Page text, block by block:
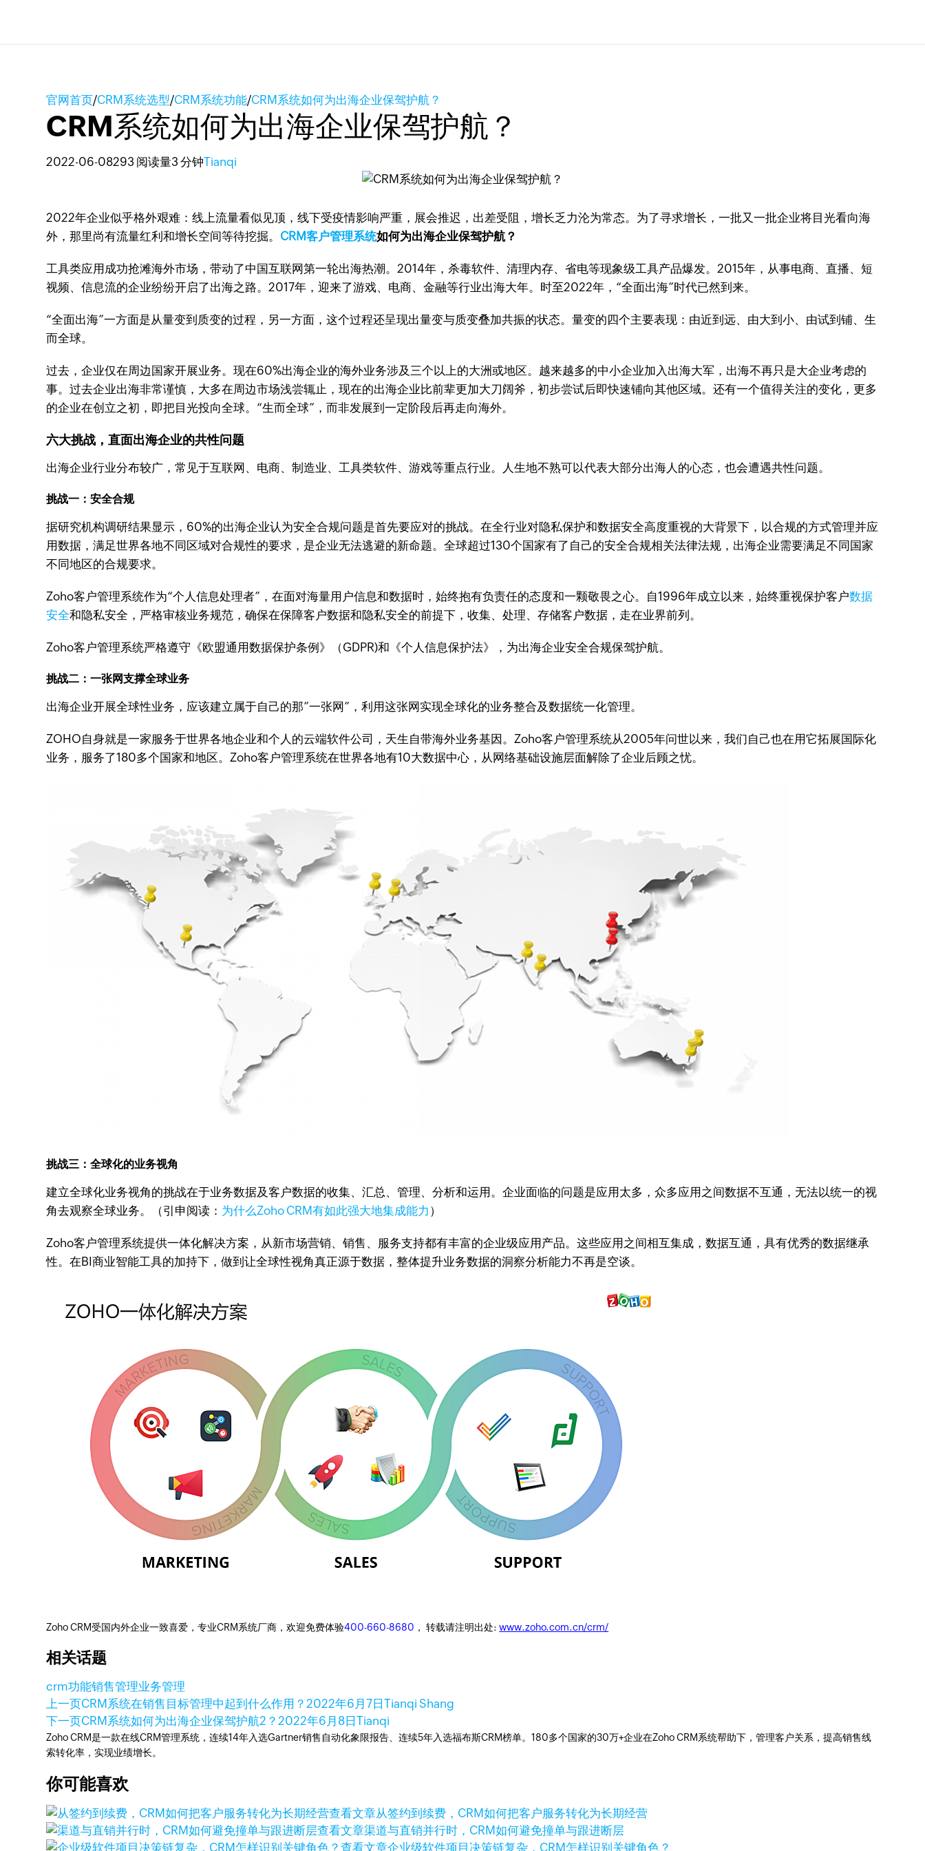
官网首页/CRM系统选型/CRM系统功能/CRM系统如何为出海企业保驾护航？
CRM系统如何为出海企业保驾护航？
2022-06-08293 阅读量3 分钟Tianqi
2022年企业似乎格外艰难：线上流量看似见顶，线下受疫情影响严重，展会推迟，出差受阻，增长乏力沦为常态。为了寻求增长，一批又一批企业将目光看向海
外，那里尚有流量红利和增长空间等待挖掘。 CRM客户管理系统如何为出海企业保驾护航？
工具类应用成功抢滩海外市场，带动了中国互联网第一轮出海热潮。2014年，杀毒软件、清理内存、省电等现象级工具产品爆发。2015年，从事电商、直播、短
视频、信息流的企业纷纷开启了出海之路。2017年，迎来了游戏、电商、金融等行业出海大年。时至2022年，“全面出海”时代已然到来。
“全面出海”一方面是从量变到质变的过程，另一方面，这个过程还呈现出量变与质变叠加共振的状态。量变的四个主要表现：由近到远、由大到小、由试到铺、生
而全球。
过去，企业仅在周边国家开展业务。现在60%出海企业的海外业务涉及三个以上的大洲或地区。越来越多的中小企业加入出海大军，出海不再只是大企业考虑的
事。过去企业出海非常谨慎，大多在周边市场浅尝辄止，现在的出海企业比前辈更加大刀阔斧，初步尝试后即快速铺向其他区域。还有一个值得关注的变化，更多
的企业在创立之初，即把目光投向全球。“生而全球”，而非发展到一定阶段后再走向海外。
六大挑战，直面出海企业的共性问题
出海企业行业分布较广，常见于互联网、电商、制造业、工具类软件、游戏等重点行业。人生地不熟可以代表大部分出海人的心态，也会遭遇共性问题。
挑战一：安全合规
据研究机构调研结果显示，60%的出海企业认为安全合规问题是首先要应对的挑战。在全行业对隐私保护和数据安全高度重视的大背景下，以合规的方式管理并应
用数据，满足世界各地不同区域对合规性的要求，是企业无法逃避的新命题。全球超过130个国家有了自己的安全合规相关法律法规，出海企业需要满足不同国家
不同地区的合规要求。
Zoho客户管理系统作为“个人信息处理者”，在面对海量用户信息和数据时，始终抱有负责任的态度和一颗敬畏之心。自1996年成立以来，始终重视保护客户数据
安全和隐私安全，严格审核业务规范，确保在保障客户数据和隐私安全的前提下，收集、处理、存储客户数据，走在业界前列。
Zoho客户管理系统严格遵守《欧盟通用数据保护条例》（GDPR)和《个人信息保护法》，为出海企业安全合规保驾护航。
挑战二：一张网支撑全球业务
出海企业开展全球性业务，应该建立属于自己的那”一张网”，利用这张网实现全球化的业务整合及数据统一化管理。
ZOHO自身就是一家服务于世界各地企业和个人的云端软件公司，天生自带海外业务基因。Zoho客户管理系统从2005年问世以来，我们自己也在用它拓展国际化
业务，服务了180多个国家和地区。Zoho客户管理系统在世界各地有10大数据中心，从网络基础设施层面解除了企业后顾之忧。
挑战三：全球化的业务视角
建立全球化业务视角的挑战在于业务数据及客户数据的收集、汇总、管理、分析和运用。企业面临的问题是应用太多，众多应用之间数据不互通，无法以统一的视
角去观察全球业务。（引申阅读： 为什么Zoho CRM有如此强大地集成能力 ）
Zoho客户管理系统提供一体化解决方案，从新市场营销、销售、服务支持都有丰富的企业级应用产品。这些应用之间相互集成，数据互通，具有优秀的数据继承
性。在BI商业智能工具的加持下，做到让全球性视角真正源于数据，整体提升业务数据的洞察分析能力不再是空谈。
Zoho CRM受国内外企业一致喜爱，专业CRM系统厂商，欢迎免费体验400-660-8680 ， 转载请注明出处:www.zoho.com.cn/crm/
相关话题
crm功能销售管理业务管理
上一页CRM系统在销售目标管理中起到什么作用？2022年6月7日Tianqi Shang
下一页CRM系统如何为出海企业保驾护航2？2022年6月8日Tianqi
Zoho CRM是一款在线CRM管理系统，连续14年入选Gartner销售自动化象限报告、连续5年入选福布斯CRM榜单。180多个国家的30万+企业在Zoho CRM系统帮助下，管理客户关系，提高销售线
索转化率，实现业绩增长。
你可能喜欢
查看文章从签约到续费，CRM如何把客户服务转化为长期经营
查看文章渠道与直销并行时，CRM如何避免撞单与跟进断层
查看文章企业级软件项目决策链复杂，CRM怎样识别关键角色？